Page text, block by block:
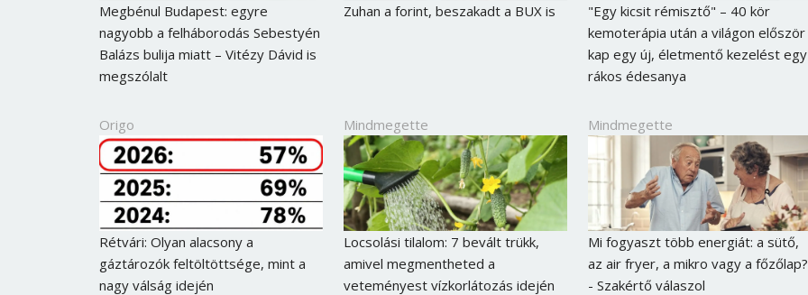
Megbénul Budapest: egyre
nagyobb a felháborodás Sebestyén
Balázs bulija miatt – Vitézy Dávid is
megszólalt
Zuhan a forint, beszakadt a BUX is
"Egy kicsit rémisztő" – 40 kör
kemoterápia után a világon először
kap egy új, életmentő kezelést egy
rákos édesanya
Origo
Rétvári: Olyan alacsony a
gáztározók feltöltöttsége, mint a
nagy válság idején
Mindmegette
Locsolási tilalom: 7 bevált trükk,
amivel megmentheted a
veteményest vízkorlátozás idején
Mindmegette
Mi fogyaszt több energiát: a sütő,
az air fryer, a mikro vagy a főzőlap?
- Szakértő válaszol